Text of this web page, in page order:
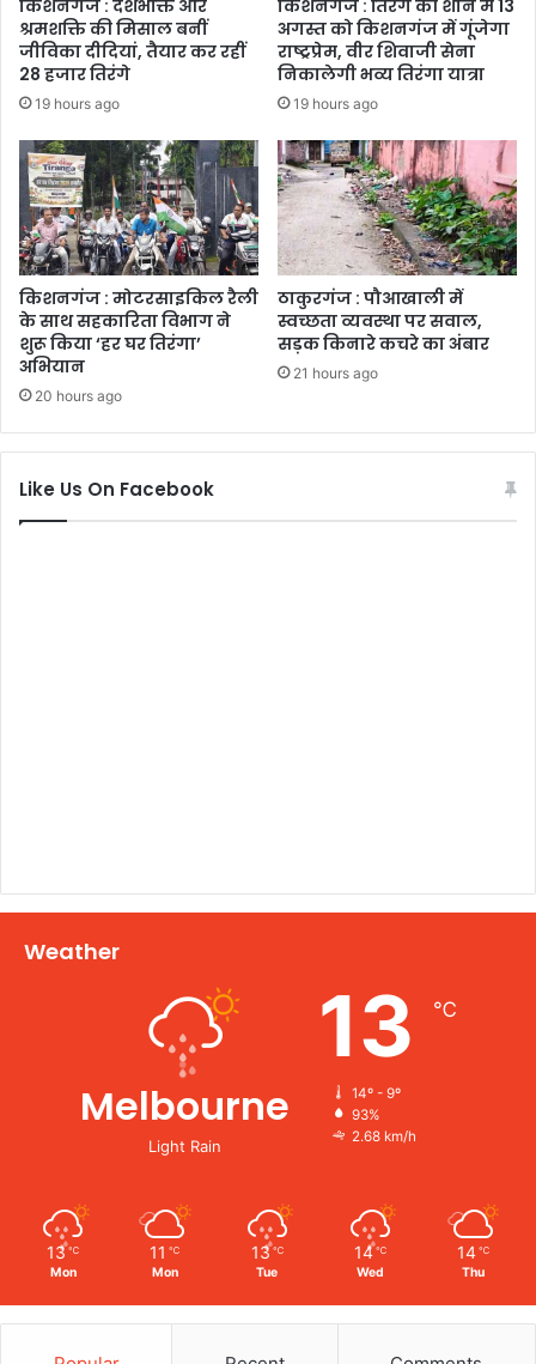
किशनगंज : देशभक्ति और
श्रमशक्ति की मिसाल बनीं
जीविका दीदियां, तैयार कर रहीं
28 हजार तिरंगे
19 hours ago
किशनगंज : तिरंगे की शान में 13
अगस्त को किशनगंज में गूंजेगा
राष्ट्रप्रेम, वीर शिवाजी सेना
निकालेगी भव्य तिरंगा यात्रा
19 hours ago
किशनगंज : मोटरसाइकिल रैली
के साथ सहकारिता विभाग ने
शुरू किया ‘हर घर तिरंगा’
अभियान
20 hours ago
ठाकुरगंज : पौआखाली में
स्वच्छता व्यवस्था पर सवाल,
सड़क किनारे कचरे का अंबार
21 hours ago
Like Us On Facebook
Weather
Melbourne
Light Rain
13 ℃
14º - 9º
93%
2.68 km/h
13 ℃
Mon
11 ℃
Mon
13 ℃
Tue
14 ℃
Wed
14 ℃
Thu